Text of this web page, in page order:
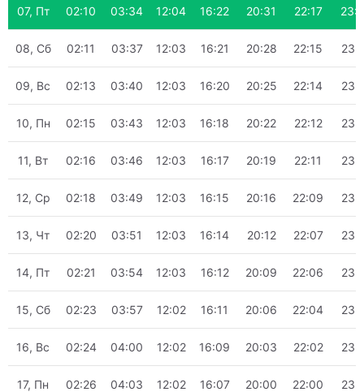
07, Пт 02:10 03:34 12:04 16:22 20:31 22:17
08, Сб 02:11 03:37 12:03 16:21 20:28 22:15
09, Вс 02:13 03:40 12:03 16:20 20:25 22:14
10, Пн 02:15 03:43 12:03 16:18 20:22 22:12
11, Вт 02:16 03:46 12:03 16:17 20:19 22:11
12, Ср 02:18 03:49 12:03 16:15 20:16 22:09
13, Чт 02:20 03:51 12:03 16:14 20:12 22:07
14, Пт 02:21 03:54 12:03 16:12 20:09 22:06
15, Сб 02:23 03:57 12:02 16:11 20:06 22:04
16, Вс 02:24 04:00 12:02 16:09 20:03 22:02
17, Пн 02:26 04:03 12:02 16:07 20:00 22:00